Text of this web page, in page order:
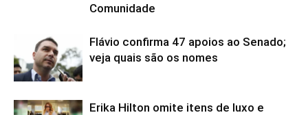
Comunidade
Flávio confirma 47 apoios ao Senado;
veja quais são os nomes
Erika Hilton omite itens de luxo e